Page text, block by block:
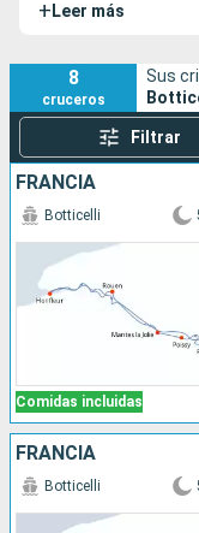
surca las aguas del
+ Leer más
8
cruceros
Sus
Filtrar
FRANCIA
Comidas incluidas
Botticelli
FRANCIA
Botticelli